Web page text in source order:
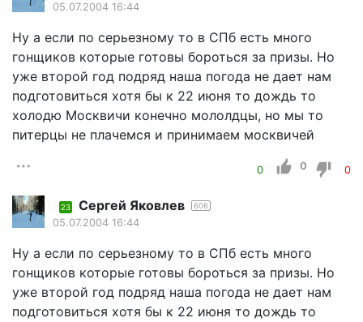
05.07.2004 16:44
Ну а если по серьезному то в СПб есть много
гонщиков которые готовы бороться за призы. Но
уже второй год подряд наша погода не дает нам
подготовиться хотя бы к 22 июня то дождь то
холодю Москвичи конечно мололдцы, но мы то
питерцы не плачемся и принимаем москвичей
0 0 0
23 Сергей Яковлев 606
05.07.2004 16:44
Ну а если по серьезному то в СПб есть много
гонщиков которые готовы бороться за призы. Но
уже второй год подряд наша погода не дает нам
подготовиться хотя бы к 22 июня то дождь то